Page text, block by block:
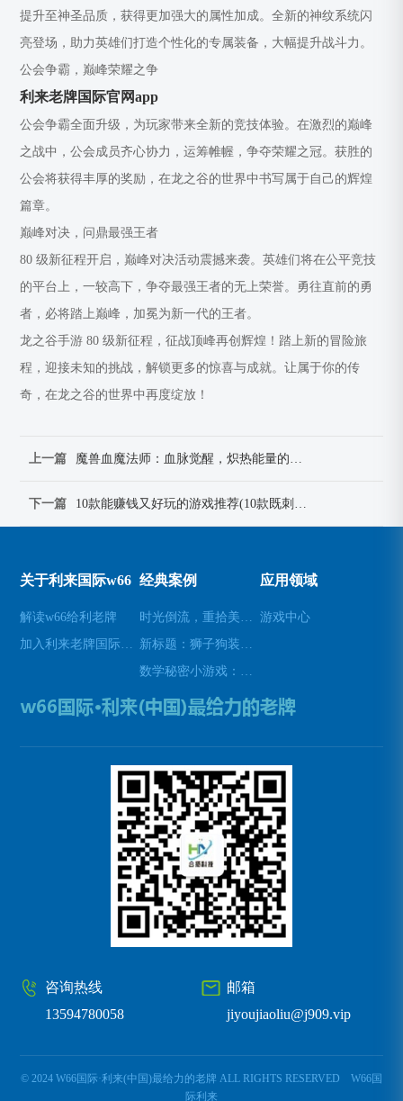
提升至神圣品质，获得更加强大的属性加成。全新的神纹系统闪
亮登场，助力英雄们打造个性化的专属装备，大幅提升战斗力。
公会争霸，巅峰荣耀之争
利来老牌国际官网app
公会争霸全面升级，为玩家带来全新的竞技体验。在激烈的巅峰
之战中，公会成员齐心协力，运筹帷幄，争夺荣耀之冠。获胜的
公会将获得丰厚的奖励，在龙之谷的世界中书写属于自己的辉煌
篇章。
巅峰对决，问鼎最强王者
80 级新征程开启，巅峰对决活动震撼来袭。英雄们将在公平竞技
的平台上，一较高下，争夺最强王者的无上荣誉。勇往直前的勇
者，必将踏上巅峰，加冕为新一代的王者。
龙之谷手游 80 级新征程，征战顶峰再创辉煌！踏上新的冒险旅
程，迎接未知的挑战，解锁更多的惊喜与成就。让属于你的传
奇，在龙之谷的世界中再度绽放！
上一篇
下一篇
关于利来国际w66
解读w66给利老牌
经典案例 应用领域
游戏中心
邮箱
jiyoujiaoliu@j909.vip
咨询热线
13594780058
© 2024 W66国际·利来(中国)最给力的老牌 ALL RIGHTS RESERVED W66国
际利来